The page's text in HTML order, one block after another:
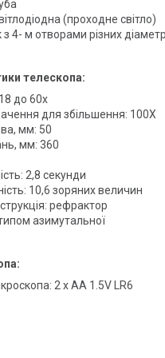
(проходне світло)
4- м отворами різних
телескопа:
до 60х
для збільшення: 100Х
мм: 50
мм: 360
2,8 секунди
10,6 зоряних величин
рефрактор
азимутальної
2 х АА 1.5V LR6